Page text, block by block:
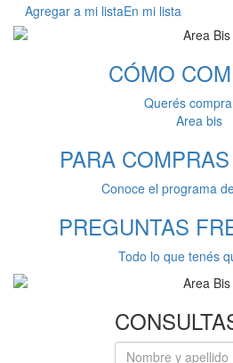
Agregar a mi listaEn mi lista
CÓMO
Querés
Area bis
PARA COMPRAS
Conoce el programa
PREGUNTAS
Todo lo que tenés